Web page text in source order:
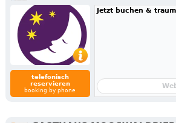
telefonisch
reservieren
booking by phone
Jetzt buchen &